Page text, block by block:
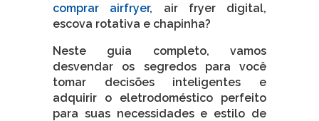
comprar airfryer, air fryer digital,
escova rotativa e chapinha?
Neste guia completo, vamos
desvendar os segredos para você
tomar decisões inteligentes e
adquirir o eletrodoméstico perfeito
para suas necessidades e estilo de